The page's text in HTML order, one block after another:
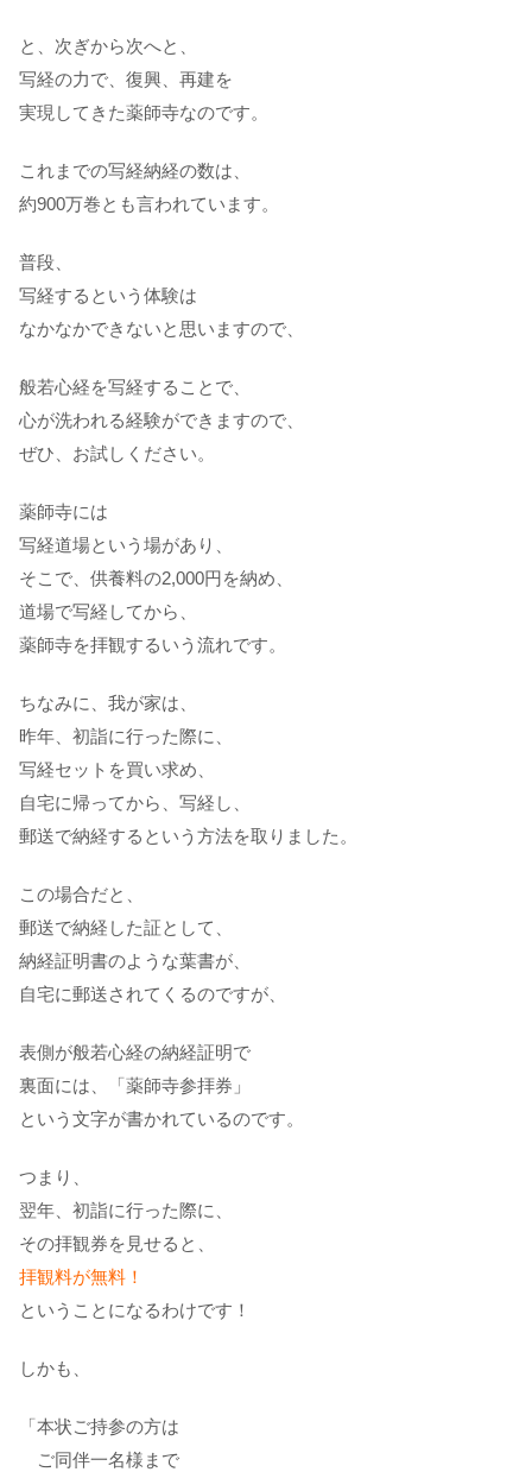
と、次ぎから次へと、
写経の力で、復興、再建を
実現してきた薬師寺なのです。
これまでの写経納経の数は、
約900万巻とも言われています。
普段、
写経するという体験は
なかなかできないと思いますので、
般若心経を写経することで、
心が洗われる経験ができますので、
ぜひ、お試しください。
薬師寺には
写経道場という場があり、
そこで、供養料の2,000円を納め、
道場で写経してから、
薬師寺を拝観するいう流れです。
ちなみに、我が家は、
昨年、初詣に行った際に、
写経セットを買い求め、
自宅に帰ってから、写経し、
郵送で納経するという方法を取りました。
この場合だと、
郵送で納経した証として、
納経証明書のような葉書が、
自宅に郵送されてくるのですが、
表側が般若心経の納経証明で
裏面には、「薬師寺参拝券」
という文字が書かれているのです。
つまり、
翌年、初詣に行った際に、
その拝観券を見せると、
拝観料が無料！
ということになるわけです！
しかも、
「本状ご持参の方は
ご同伴一名様まで